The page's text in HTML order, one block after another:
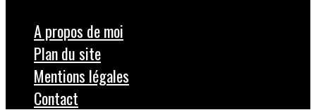
A propos de moi
Plan du site
Mentions légales
Contact